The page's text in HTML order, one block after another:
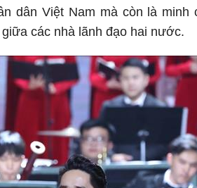
dân Việt Nam mà còn là
các nhà lãnh đạo hai nước.